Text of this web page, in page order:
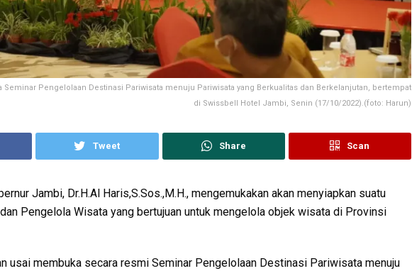
Seminar Pengelolaan Destinasi Pariwisata menuju Pariwisata yang Berkualitas dan Berkelanjutan, bertempat
di Swissbell Hotel Jambi, Senin (17/10/2022).(foto: Harun)
Tweet Share Scan
Jambi, Dr.H.Al Haris,S.Sos.,M.H., mengemukakan akan menyiapkan suatu
Pengelola Wisata yang bertujuan untuk mengelola objek wisata di Provinsi
usai membuka secara resmi Seminar Pengelolaan Destinasi Pariwisata menuju